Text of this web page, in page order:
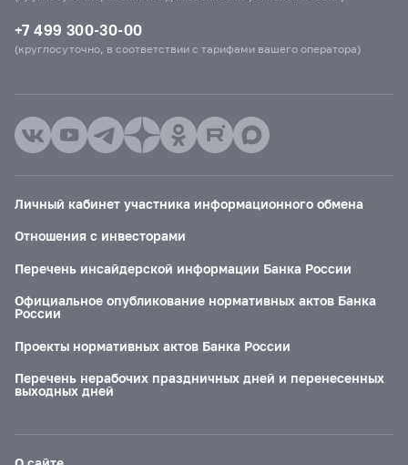
+7 499 300-30-00
(круглосуточно, в соответствии с тарифами вашего оператора)
Личный кабинет участника информационного обмена
Отношения с инвесторами
Перечень инсайдерской информации Банка России
Официальное опубликование нормативных актов Банка
России
Проекты нормативных актов Банка России
Перечень нерабочих праздничных дней и перенесенных
выходных дней